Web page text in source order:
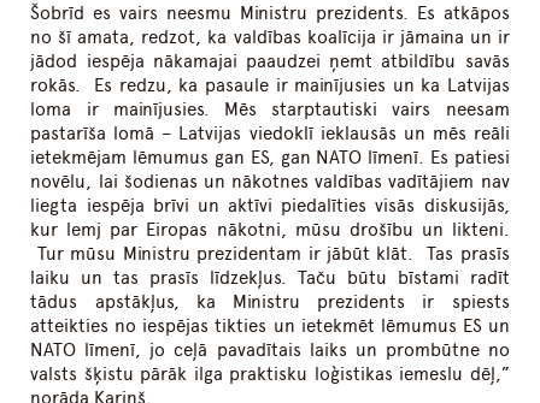
Šobrīd es vairs neesmu Ministru prezidents. Es atkāpos
no šī amata, redzot, ka valdības koalīcija ir jāmaina un ir
jādod iespēja nākamajai paaudzei ņemt atbildību savās
rokās. Es redzu, ka pasaule ir mainījusies un ka Latvijas
loma ir mainījusies. Mēs starptautiski vairs neesam
pastarīša lomā – Latvijas viedoklī ieklausās un mēs reāli
ietekmējam lēmumus gan ES, gan NATO līmenī. Es patiesi
novēlu, lai šodienas un nākotnes valdības vadītājiem nav
liegta iespēja brīvi un aktīvi piedalīties visās diskusijās,
kur lemj par Eiropas nākotni, mūsu drošību un likteni.
Tur mūsu Ministru prezidentam ir jābūt klāt. Tas prasīs
laiku un tas prasīs līdzekļus. Taču būtu bīstami radīt
tādus apstākļus, ka Ministru prezidents ir spiests
atteikties no iespējas tikties un ietekmēt lēmumus ES un
NATO līmenī, jo ceļā pavadītais laiks un prombūtne no
valsts šķistu pārāk ilga praktisku loģistikas iemeslu dēļ,”
norāda Kariņš.